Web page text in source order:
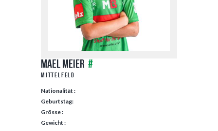
Mael Meier #
Mittelfeld
Nationalität :
Geburtstag:
Grösse :
Gewicht :